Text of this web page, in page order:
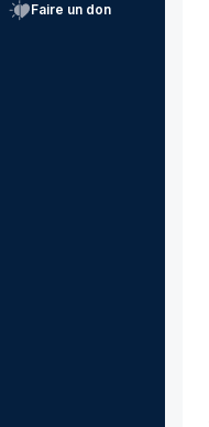
Faire un don